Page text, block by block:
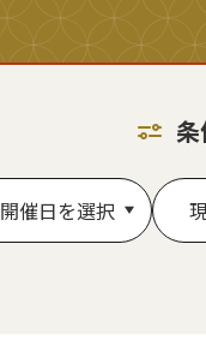
開催日を選択